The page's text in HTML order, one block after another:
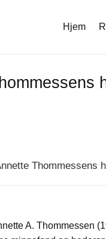
Hjem
Thommessens
A. Thommessen